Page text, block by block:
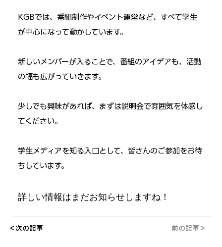
KGBでは、番組制作やイベント運営など、すべて学生
が中心になって動かしています。
新しいメンバーが入ることで、番組のアイデアも、活動
の幅も広がっていきます。
少しでも興味があれば、まずは説明会で雰囲気を体感し
てください。
学生メディアを知る入口として、皆さんのご参加をお待
ちしています。
詳しい情報はまだお知らせしますね！
＜次の記事 前の記事＞